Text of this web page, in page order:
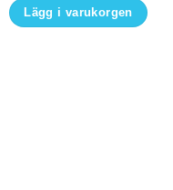
Lägg i varukorgen